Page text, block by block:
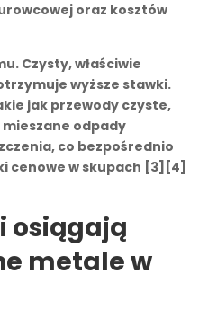
oraz kosztów
. Czysty, właściwie
wyższe stawki.
jak przewody czyste,
odpady
co bezpośrednio
cenowe w skupach [3][4]
osiągają
metale w